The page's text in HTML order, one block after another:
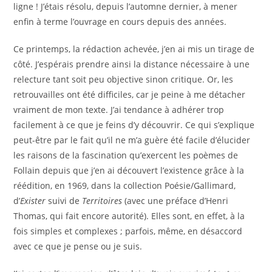
ligne ! J’étais résolu, depuis l’automne dernier, à mener
enfin à terme l’ouvrage en cours depuis des années.
Ce printemps, la rédaction achevée, j’en ai mis un tirage de
côté. J’espérais prendre ainsi la distance nécessaire à une
relecture tant soit peu objective sinon critique. Or, les
retrouvailles ont été difficiles, car je peine à me détacher
vraiment de mon texte. J’ai tendance à adhérer trop
facilement à ce que je feins d’y découvrir. Ce qui s’explique
peut-être par le fait qu’il ne m’a guère été facile d’élucider
les raisons de la fascination qu’exercent les poèmes de
Follain depuis que j’en ai découvert l’existence grâce à la
réédition, en 1969, dans la collection Poésie/Gallimard,
d’Existersuivi de Territoires (avec une préface d’Henri
Thomas, qui fait encore autorité). Elles sont, en effet, à la
fois simples et complexes ; parfois, même, en désaccord
avec ce que je pense ou je suis.